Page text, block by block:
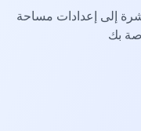
إلى إعدادات مساحة